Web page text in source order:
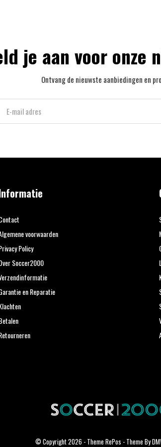
je aan voor onze
Ontvang de nieuwste aanbiedingen en
voorwaarden
Policy
Soccer2000
en Reparatie
© Copyright2026 - Theme RePos - Theme By